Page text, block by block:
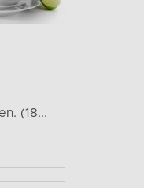
(18...